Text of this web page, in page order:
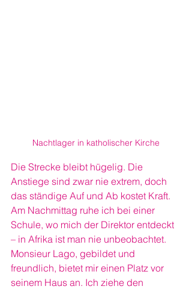
Nachtlager in katholischer Kirche
Die Strecke bleibt hügelig. Die
Anstiege sind zwar nie extrem, doch
das ständige Auf und Ab kostet Kraft.
Am Nachmittag ruhe ich bei einer
Schule, wo mich der Direktor entdeckt
– in Afrika ist man nie unbeobachtet.
Monsieur Lago, gebildet und
freundlich, bietet mir einen Platz vor
seinem Haus an. Ich ziehe den